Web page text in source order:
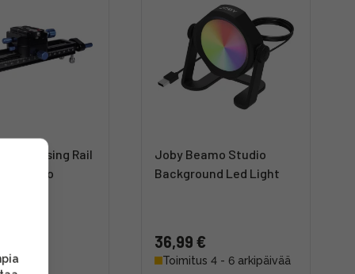
Focusing Rail
heti
Joby Beamo Studio
Background Led Light
36,99 €
Toimitus 4 - 6 arkipäivää